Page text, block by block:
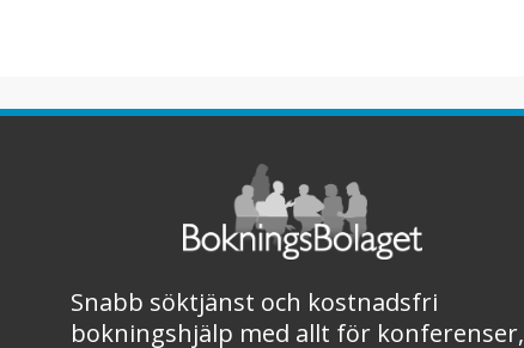
Snabb söktjänst och kostnadsfri
bokningshjälp med allt för konferenser,